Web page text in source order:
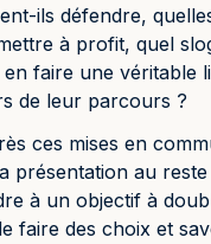
ils défendre,
à profit, quel
faire une véritable
de leur parcours ?
ces mises en
présentation au
à un objectif à
faire des choix et